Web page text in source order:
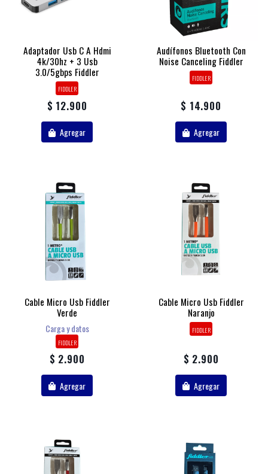
Adaptador Usb C A Hdmi
4k/30hz + 3 Usb
3.0/5gbps Fiddler
FIDDLER
$ 12.900
Agregar
Audífonos Bluetooth Con
Noise Canceling Fiddler
FIDDLER
$ 14.900
Agregar
Cable Micro Usb Fiddler
Verde
Carga y datos
FIDDLER
$ 2.900
Agregar
Cable Micro Usb Fiddler
Naranjo
FIDDLER
$ 2.900
Agregar